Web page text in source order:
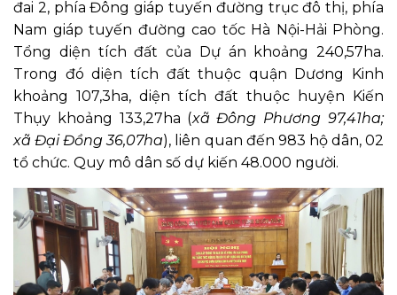
đai 2, phía Đông giáp tuyến đường trục đô thị, phía
Nam giáp tuyến đường cao tốc Hà Nội-Hải Phòng.
Tổng diện tích đất của Dự án khoảng 240,57ha.
Trong đó diện tích đất thuộc quận Dương Kinh
khoảng 107,3ha, diện tích đất thuộc huyện Kiến
Thụy khoảng 133,27ha (xã Đông Phương 97,41ha;
xã Đại Đồng 36,07ha), liên quan đến 983 hộ dân, 02
tổ chức. Quy mô dân số dự kiến 48.000 người.